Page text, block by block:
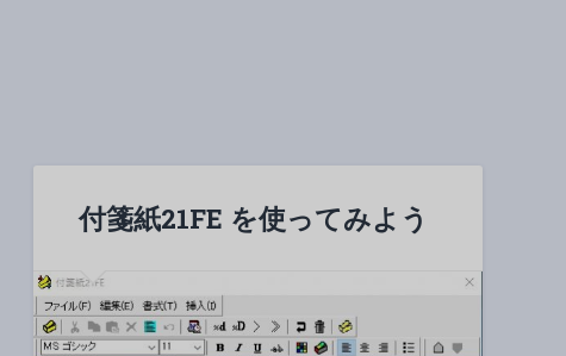
付箋紙21FE を使ってみよう